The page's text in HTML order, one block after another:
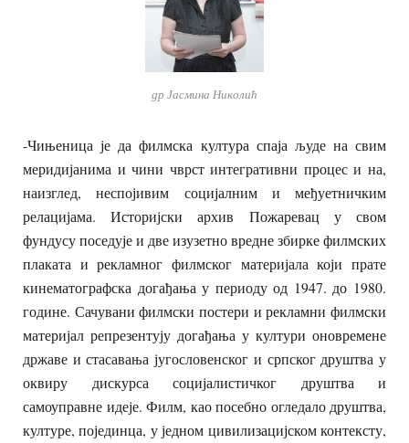
др Јасмина Николић
-Чињеница је да филмска култура спаја људе на свим
меридијанима и чини чврст интегративни процес и на,
наизглед, неспојивим социјалним и међуетничким
релацијама. Историјски архив Пожаревац у свом
фундусу поседује и две изузетно вредне збирке филмских
плаката и рекламног филмског материјала који прате
кинематографска догађања у периоду од 1947. до 1980.
године. Сачувани филмски постери и рекламни филмски
материјал репрезентују догађања у култури оновремене
државе и стасавања југословенског и српског друштва у
оквиру дискурса социјалистичког друштва и
самоуправне идеје. Филм, као посебно огледало друштва,
културе, појединца, у једном цивилизацијском контексту,